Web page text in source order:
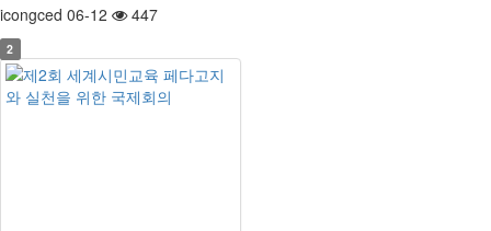
icongced 06-12
447
2